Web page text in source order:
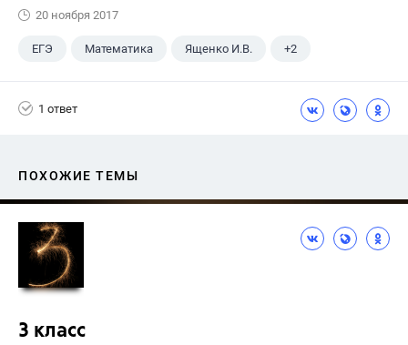
20 ноября 2017
ЕГЭ Математика Ященко И.В. +2
1 ответ
ПОХОЖИЕ ТЕМЫ
3 класс